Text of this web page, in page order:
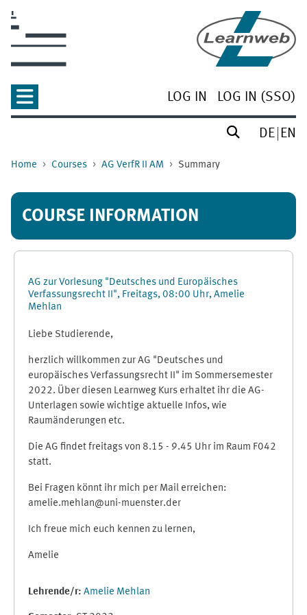
LOG IN LOG IN (SSO)
DE EN
Home Courses AG VerfR II AM Summary
COURSE INFORMATION
AG zur Vorlesung "Deutsches und Europäisches
Verfassungsrecht II", Freitags, 08:00 Uhr, Amelie
Mehlan
Liebe Studierende,
herzlich willkommen zur AG "Deutsches und
europäisches Verfassungsrecht II" im Sommersemester
2022. Über diesen Learnweg Kurs erhaltet ihr die AG-
Unterlagen sowie wichtige aktuelle Infos, wie
Raumänderungen etc.
Die AG findet freitags von 8.15 - 9.45 Uhr im Raum F042
statt.
Bei Fragen könnt ihr mich per Mail erreichen:
amelie.mehlan@uni-muenster.der
Ich freue mich euch kennen zu lernen,
Amelie
Lehrende/r: Amelie Mehlan